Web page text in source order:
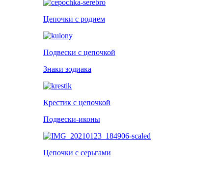
Цепочки с родием
Подвески с цепочкой
Знаки зодиака
Крестик с цепочкой
Подвески-иконы
Цепочки с серьгами